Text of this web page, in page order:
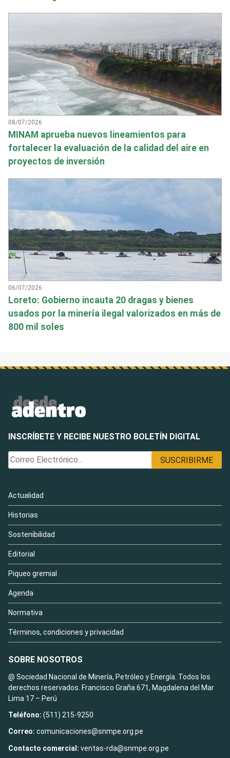
08/07/2026
MINAM aprueba nuevos lineamientos para
fortalecer la evaluación de la calidad del aire en
proyectos de inversión
06/07/2026
Loreto: Gobierno incauta 20 dragas y bienes
usados por la minería ilegal valorizados en más de
800 mil soles
INSCRÍBETE Y RECIBE NUESTRO BOLETÍN DIGITAL
Actualidad
Historias
Sostenibilidad
Editorial
Piqueo gremial
Agenda
Normativa
Términos, condiciones y privacidad
SOBRE NOSOTROS
@ Sociedad Nacional de Minería, Petróleo y Energía. Todos los
derechos reservados. Francisco Graña 671, Magdalena del Mar
Lima 17 – Perú
Teléfono: (511) 215-9250
Correo: comunicaciones@snmpe.org.pe
Contacto comercial: ventas-rda@snmpe.org.pe